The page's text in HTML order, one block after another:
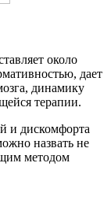
около
дает
динамику
терапии.
и дискомфорта
назвать не
методом